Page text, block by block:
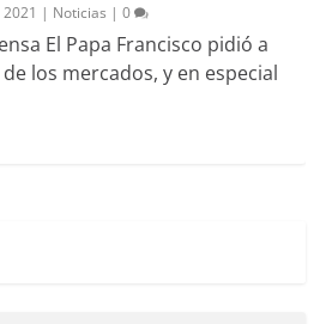
| Noticias |0
El Papa Francisco pidió a
los mercados, y en especial